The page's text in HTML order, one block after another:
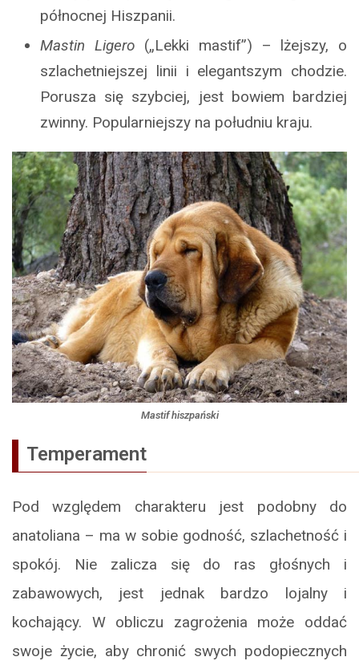
północnej Hiszpanii.
Mastin Ligero („Lekki mastif”) – lżejszy, o
szlachetniejszej linii i elegantszym chodzie.
Porusza się szybciej, jest bowiem bardziej
zwinny. Popularniejszy na południu kraju.
Mastif hiszpański
Temperament
Pod względem charakteru jest podobny do
anatoliana – ma w sobie godność, szlachetność i
spokój. Nie zalicza się do ras głośnych i
zabawowych, jest jednak bardzo lojalny i
kochający. W obliczu zagrożenia może oddać
swoje życie, aby chronić swych podopiecznych